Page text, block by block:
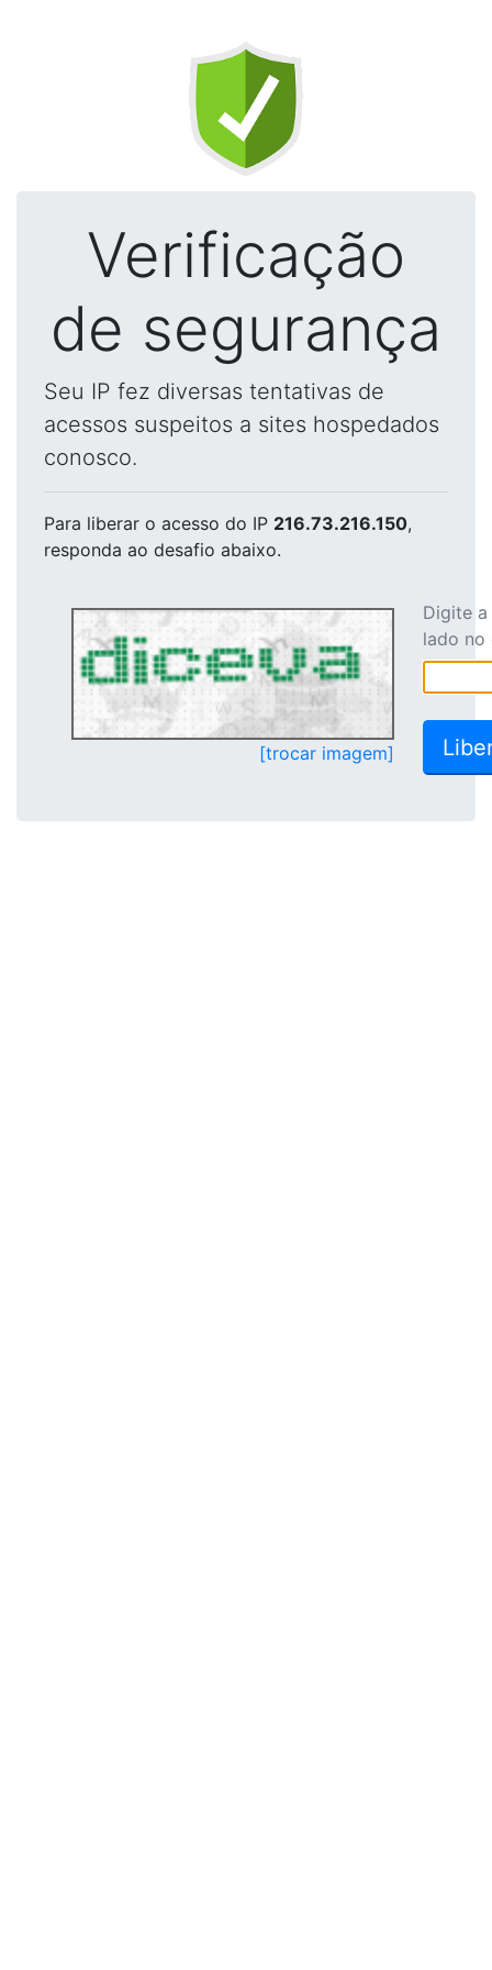
Verificação
de segurança
Seu IP fez diversas tentativas de
acessos suspeitos a sites hospedados
conosco.
Para liberar o acesso do IP 216.73.216.150,
responda ao desafio abaixo.
[trocar imagem]
Digite
lado no